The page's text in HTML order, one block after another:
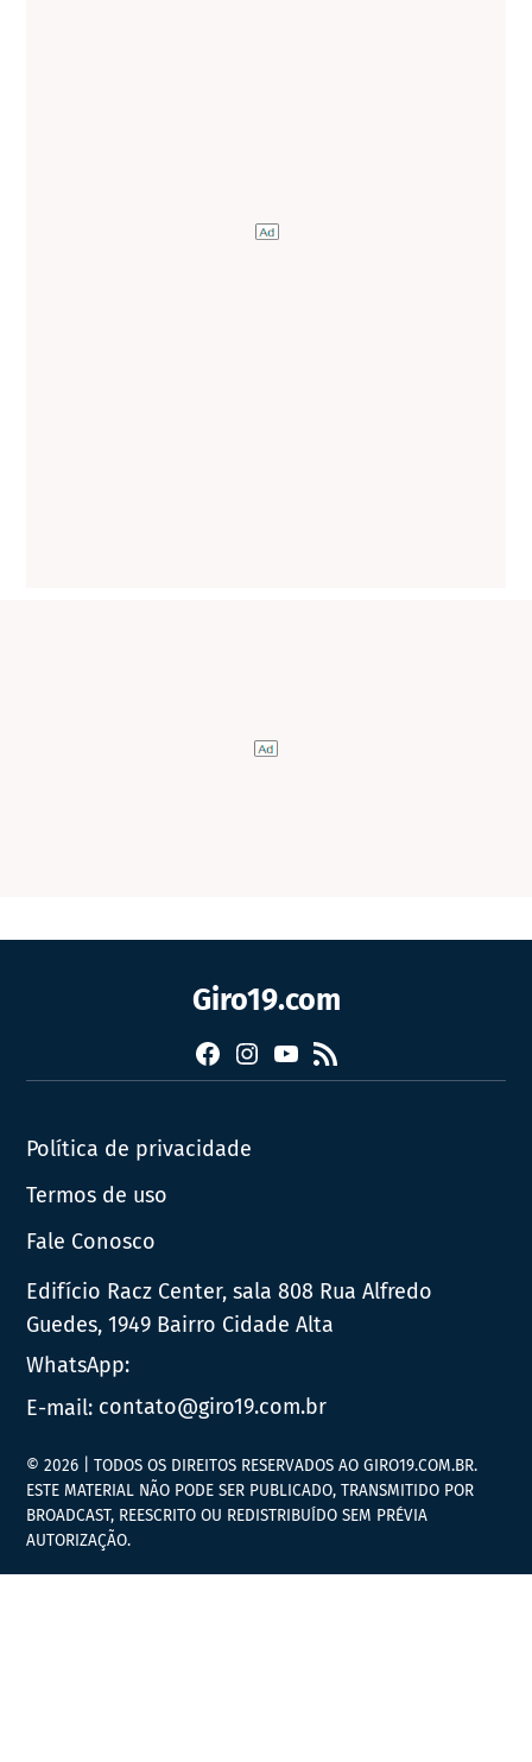
Giro19.com
FacebookInstagram
YouTube
RSS
Política de privacidade
Termos de uso
Fale Conosco
Edifício Racz Center, sala 808 Rua Alfredo
Guedes, 1949 Bairro Cidade Alta
WhatsApp:
E-mail: contato@giro19.com.br
© 2026 | TODOS OS DIREITOS RESERVADOS AO GIRO19.COM.BR.
ESTE MATERIAL NÃO PODE SER PUBLICADO, TRANSMITIDO POR
BROADCAST, REESCRITO OU REDISTRIBUÍDO SEM PRÉVIA
AUTORIZAÇÃO.